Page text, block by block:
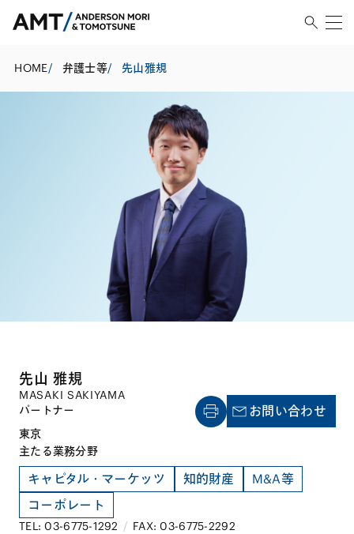
HOME/ 弁護士等/ 先山雅規
先山 雅規
MASAKI SAKIYAMA
パートナー
東京
主たる業務分野
キャピタル・マーケッツ 知的財産
M&A等
コーポレート
TEL: 03-6775-1292 / FAX: 03-6775-2292
お問い合わせ